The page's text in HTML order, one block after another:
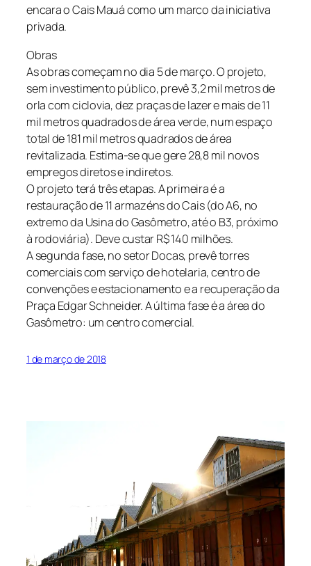
encara o Cais Mauá como um marco da iniciativa
privada.
Obras
As obras começam no dia 5 de março. O projeto,
sem investimento público, prevê 3,2 mil metros de
orla com ciclovia, dez praças de lazer e mais de 11
mil metros quadrados de área verde, num espaço
total de 181 mil metros quadrados de área
revitalizada. Estima-se que gere 28,8 mil novos
empregos diretos e indiretos.
O projeto terá três etapas. A primeira é a
restauração de 11 armazéns do Cais (do A6, no
extremo da Usina do Gasômetro, até o B3, próximo
à rodoviária). Deve custar R$ 140 milhões.
A segunda fase, no setor Docas, prevê torres
comerciais com serviço de hotelaria, centro de
convenções e estacionamento e a recuperação da
Praça Edgar Schneider. A última fase é a área do
Gasômetro: um centro comercial.
1 de março de 2018